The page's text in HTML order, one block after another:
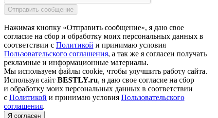
Нажимая кнопку «Отправить сообщение», я даю свое
согласие на сбор и обработку моих персональных данных в
соответствии с Политикой и принимаю условия
Пользовательского соглашения, а так же я согласен получать
рекламные и информационные материалы.
Мы используем файлы cookie, чтобы улучшить работу сайта.
Используя сайт BESTLY.ru, я даю свое согласие на сбор
и обработку моих персональных данных в соответствии
с Политикой и принимаю условия Пользовательского
соглашения.
Я согласен